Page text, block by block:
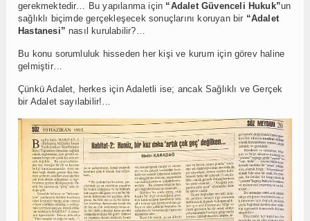
gerekmektedir… Bu yapılanma için “Adalet Güvenceli Hukuk”un
sağlıklı biçimde gerçekleşecek sonuçlarını koruyan bir “Adalet
Hastanesi” nasıl kurulabilir?…
Bu konu sorumluluk hisseden her kişi ve kurum için görev haline
gelmiştir…
Çünkü Adalet, herkes için Adaletli ise; ancak Sağlıklı ve Gerçek
bir Adalet sayılabilir!…